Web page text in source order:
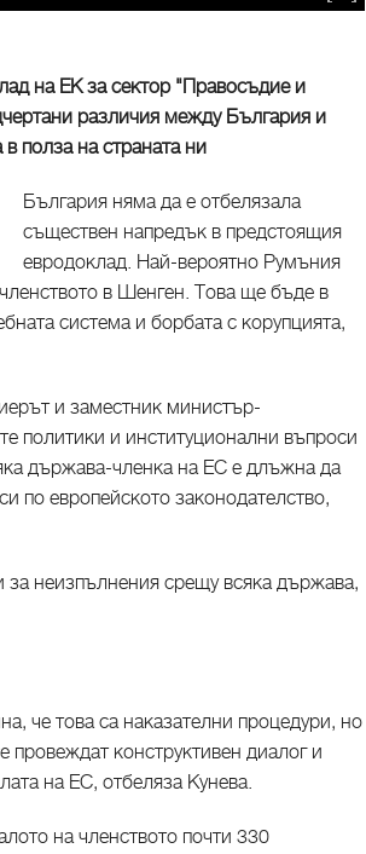
на ЕК за сектор "Правосъдие и
различия между България и
полза на страната ни
България няма да е отбелязала
съществен напредък в предстоящия
евродоклад. Най-вероятно Румъния
в Шенген. Това ще бъде в
система и борбата с корупцията,
и заместник министър-
политики и институционални въпроси
държава-членка на ЕС е длъжна да
по европейското законодателство,
неизпълнения срещу всяка държава,
че това са наказателни процедури, но
провеждат конструктивен диалог и
на ЕС, отбеляза Кунева.
на членството почти 330